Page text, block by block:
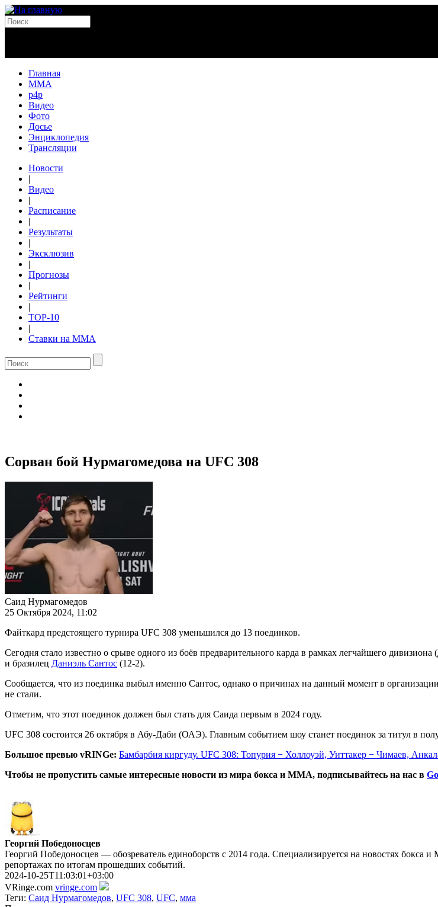
Главная
MMA
p4p
Видео
Фото
Досье
Энциклопедия
Трансляции
Новости
|
Видео
|
Расписание
|
Результаты
|
Эксклюзив
|
Прогнозы
|
Рейтинги
|
TOP-10
|
Ставки на ММА
Сорван бой Нурмагомедова на UFC 308
Саид Нурмагомедов
25 Октября 2024, 11:02
Файткард предстоящего турнира UFC 308 уменьшился до 13 поединков.
Сегодня стало известно о срыве одного из боёв предварительного карда в рамках легчайшего
и бразилец Даниэль Сантос (12-2).
Сообщается, что из поединка выбыл именно Сантос, однако о причинах на данный момент в
не стали.
Отметим, что этот поединок должен был стать для Саида первым в 2024 году.
UFC 308 состоится 26 октября в Абу-Даби (ОАЭ). Главным событием шоу станет поединок за титул в
Большое превью vRINGe: Бамбарбия киргуду. UFC 308: Топурия − Холлоуэй, Уиттакер − Чимаев,
Чтобы не пропустить самые интересные новости из мира бокса и ММА, подписывайтесь на нас в
Георгий Победоносцев
Георгий Победоносцев — обозреватель единоборств с 2014 года. Специализируется на новостях
репортажах по итогам прошедших событий.
2024-10-25T11:03:01+03:00
VRinge.com vringe.com
Теги: Саид Нурмагомедов, UFC 308, UFC, мма